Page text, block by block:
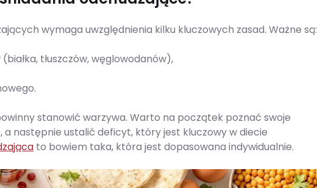
wymaga uwzględnienia kilku kluczowych zasad. Ważne są:
tłuszczów, węglowodanów),
stanowić warzywa. Warto na początek poznać swoje
następnie ustalić deficyt, który jest kluczowy w diecie
to bowiem taka, która jest dopasowana indywidualnie.